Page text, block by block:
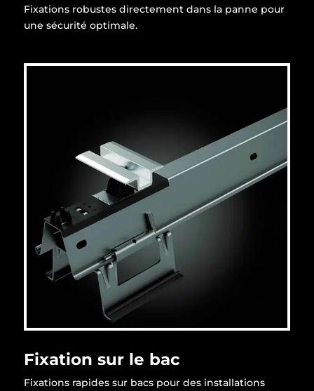
Fixations robustes directement dans la panne pour
une sécurité optimale.
Fixation sur le bac
Fixations rapides sur bacs pour des installations